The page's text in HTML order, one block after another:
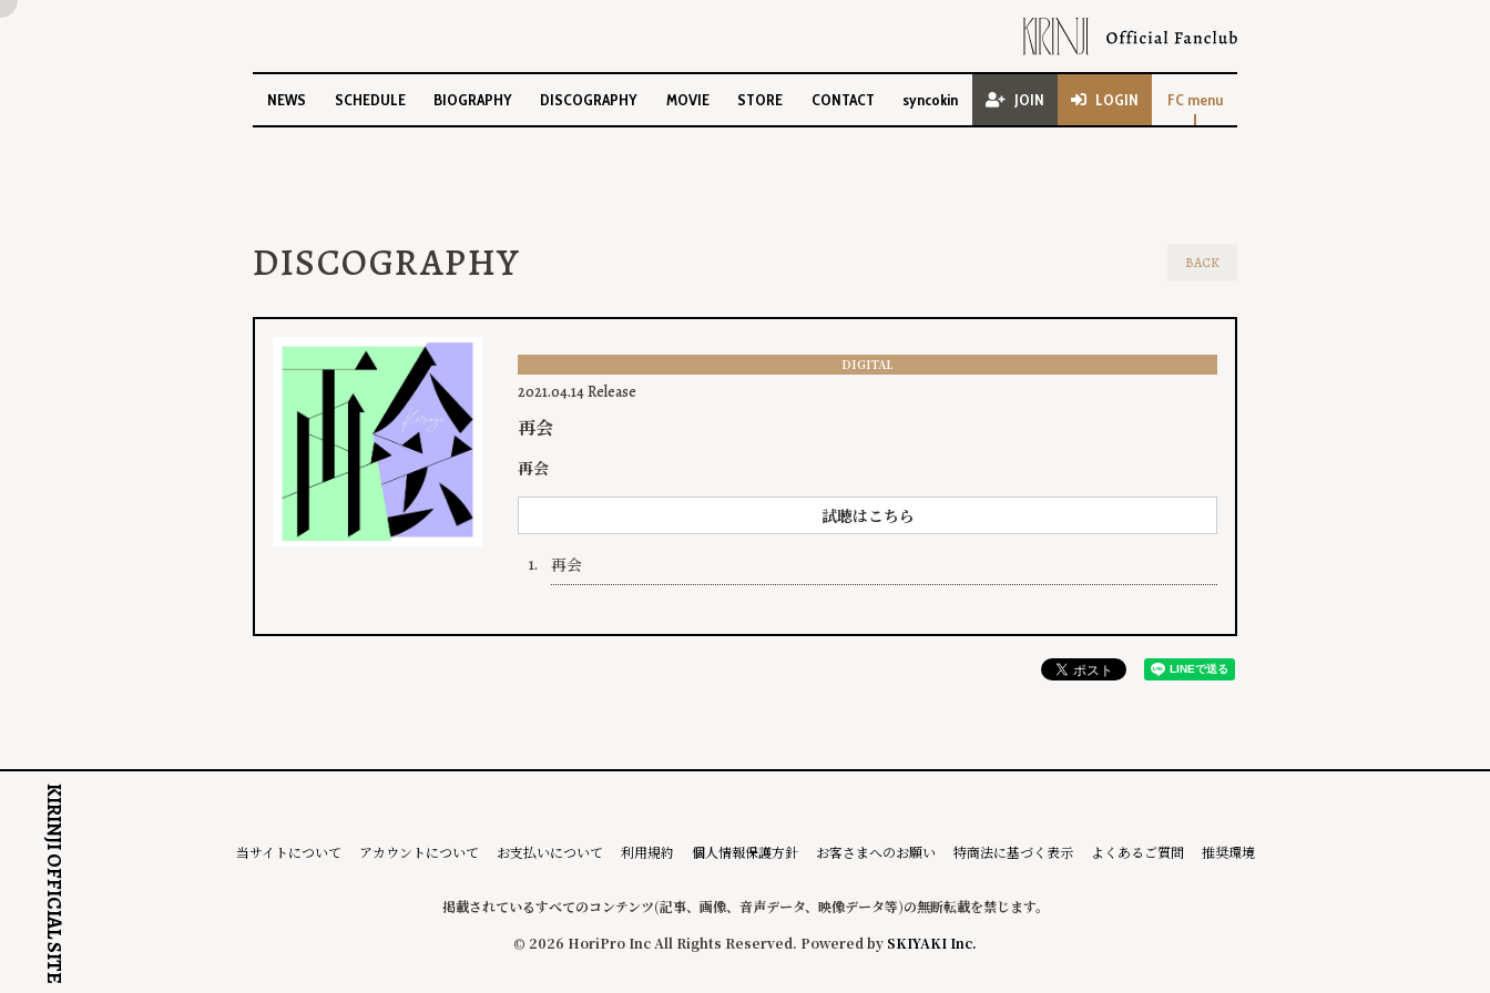
NEWS SCHEDULE BIOGRAPHY DISCOGRAPHY MOVIE STORE CONTACT syncokin JOIN LOGIN FC menu
KIRINJI OFFICIAL SITE
DISCOGRAPHY BACK
DIGITAL
2021.04.14 Release
再会
再会
試聴はこちら
1. 再会
当サイトについて アカウントについて お支払いについて 利用規約 個人情報保護方針 お客さまへのお願い 特商法に基づく表示 よくあるご質問 推奨環境
掲載されているすべてのコンテンツ(記事、画像、音声データ、映像データ等)の無断転載を禁じます。
© 2026 HoriPro Inc All Rights Reserved. Powered by SKIYAKI Inc.